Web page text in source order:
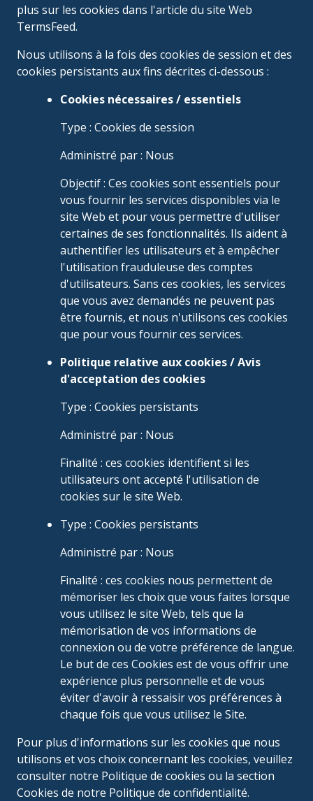
plus sur les cookies dans l'article du site Web
TermsFeed.
Nous utilisons à la fois des cookies de session et des
cookies persistants aux fins décrites ci-dessous :
Cookies nécessaires / essentiels
Type : Cookies de session
Administré par : Nous
Objectif : Ces cookies sont essentiels pour
vous fournir les services disponibles via le
site Web et pour vous permettre d'utiliser
certaines de ses fonctionnalités. Ils aident à
authentifier les utilisateurs et à empêcher
l'utilisation frauduleuse des comptes
d'utilisateurs. Sans ces cookies, les services
que vous avez demandés ne peuvent pas
être fournis, et nous n'utilisons ces cookies
que pour vous fournir ces services.
Politique relative aux cookies / Avis
d'acceptation des cookies
Type : Cookies persistants
Administré par : Nous
Finalité : ces cookies identifient si les
utilisateurs ont accepté l'utilisation de
cookies sur le site Web.
Type : Cookies persistants
Administré par : Nous
Finalité : ces cookies nous permettent de
mémoriser les choix que vous faites lorsque
vous utilisez le site Web, tels que la
mémorisation de vos informations de
connexion ou de votre préférence de langue.
Le but de ces Cookies est de vous offrir une
expérience plus personnelle et de vous
éviter d'avoir à ressaisir vos préférences à
chaque fois que vous utilisez le Site.
Pour plus d'informations sur les cookies que nous
utilisons et vos choix concernant les cookies, veuillez
consulter notre Politique de cookies ou la section
Cookies de notre Politique de confidentialité.